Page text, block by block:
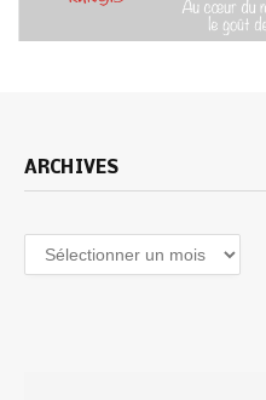
ARCHIVES
Archives